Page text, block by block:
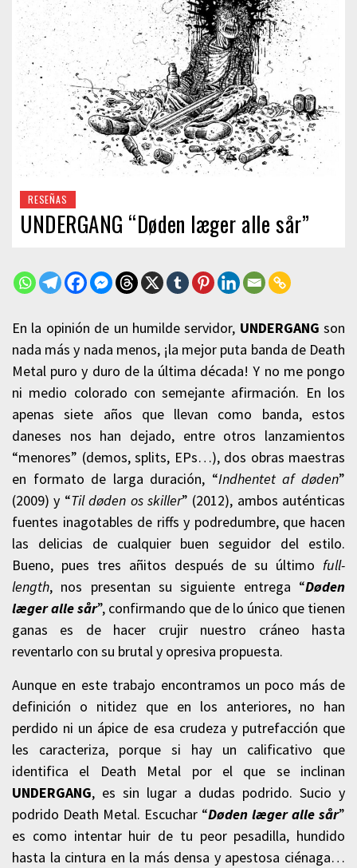
RESEÑAS
UNDERGANG “Døden læger alle sår”
En la opinión de un humilde servidor, UNDERGANG son
nada más y nada menos, ¡la mejor puta banda de Death
Metal puro y duro de la última década! Y no me pongo
ni medio colorado con semejante afirmación. En los
apenas siete años que llevan como banda, estos
daneses nos han dejado, entre otros lanzamientos
“menores” (demos, splits, EPs…), dos obras maestras
en formato de larga duración, “Indhentet af døden”
(2009) y “Til døden os skiller” (2012), ambos auténticas
fuentes inagotables de riffs y podredumbre, que hacen
las delicias de cualquier buen seguidor del estilo.
Bueno, pues tres añitos después de su último full-
length, nos presentan su siguiente entrega “Døden
læger alle sår”, confirmando que de lo único que tienen
ganas es de hacer crujir nuestro cráneo hasta
reventarlo con su brutal y opresiva propuesta.
Aunque en este trabajo encontramos un poco más de
definición o nitidez que en los anteriores, no han
perdido ni un ápice de esa crudeza y putrefacción que
les caracteriza, porque si hay un calificativo que
identifica el Death Metal por el que se inclinan
UNDERGANG, es sin lugar a dudas podrido. Sucio y
podrido Death Metal. Escuchar “Døden læger alle sår”
es como intentar huir de tu peor pesadilla, hundido
hasta la cintura en la más densa y apestosa ciénaga…